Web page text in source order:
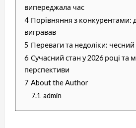
випереджала час
4 Порівняння з конкурентами:
вигравав
5 Переваги та недоліки:
6 Сучасний стан у 2026 році та
перспективи
7 About the Author
7.1 admin